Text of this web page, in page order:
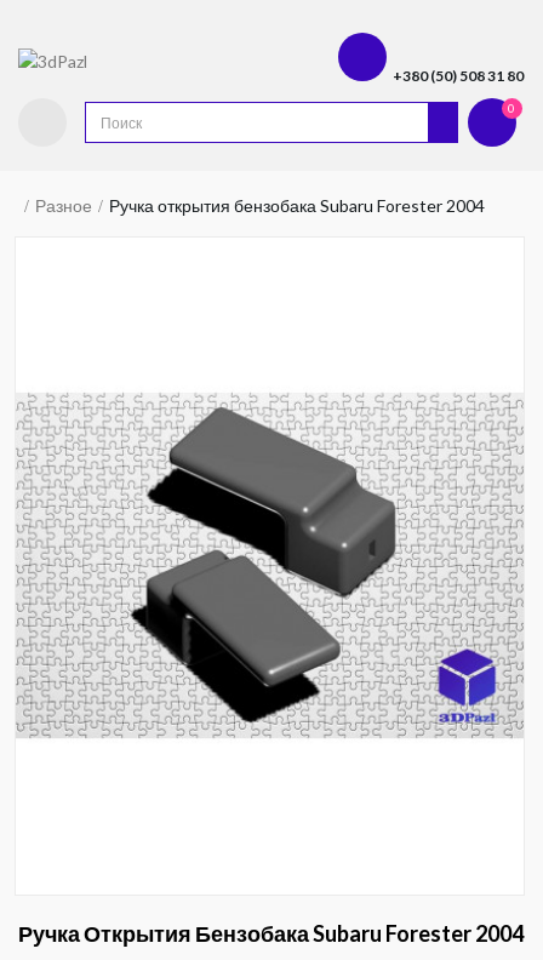
+380 (50) 508 31 80
0
Разное Ручка открытия бензобака Subaru Forester 2004
Ручка Открытия Бензобака Subaru Forester 2004